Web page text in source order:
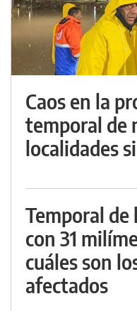
Caos en la
temporal de
localidades
Temporal de
con 31
cuáles son
afectados